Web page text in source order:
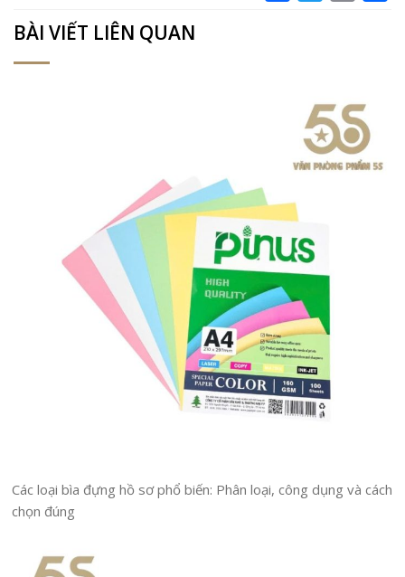
BÀI VIẾT LIÊN QUAN
Các loại bìa đựng hồ sơ phổ biến: Phân loại, công dụng và cách
chọn đúng